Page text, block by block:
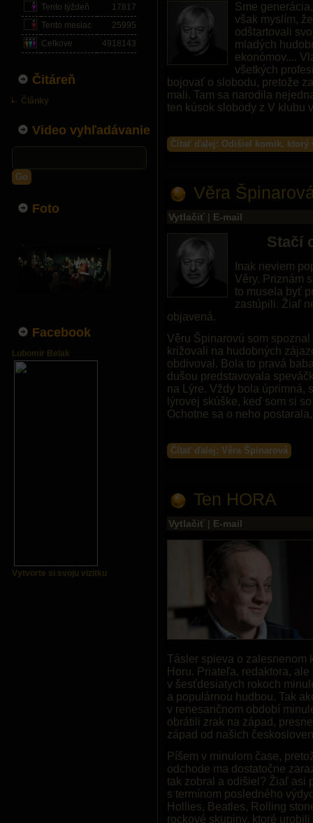
Tento týždeň
17817
Tento mesiac
25995
Celkove
4918143
Čitáreň
Články
Video vyhľadávanie
Go
Foto
Facebook
Lubomir Belak
Vytvorte si svoju vizitku
Sme
však myslím,
odštartovali
mladých
ekonómov....
všetkých
bojovať o slobodu, pretože
mali. Tam sa narodila
ten kúsok slobody z V klubu
Čítať ďalej: Odišiel komik, ktorý
Věra
Vytlačiť | E-mail
Stačí
Inak neviem
Věry. Priznám
to musela byť
zastúpili. Žiaľ
objavená.
Věru Špinarovú som
križovali na hudobných
obdivoval. Bola to pravá
dušou predstavovala
na Lýre. Vždy bola úprimná,
lýrovej skúške, keď som si
Ochotne sa o neho
Čítať ďalej: Věra Špinarová
Ten HORA
Vytlačiť | E-mail
Tásler spieva o zalesnenom
Horu. Priateľa, redaktora,
v šesťdesiatych rokoch
a populárnou hudbou. Tak
v renesančnom období
obrátili zrak na západ,
západ od našich
Píšem v minulom čase,
odchode ma dostatočne
tak zobral a odišiel? Žiaľ asi
s termínom posledného
Hollies, Beatles, Rolling
rockové skupiny, ktoré